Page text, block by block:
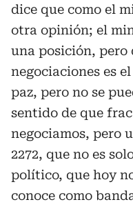
dice que como el
otra opinión; el
una posición, pero
negociaciones es
paz, pero no se
sentido de que
negociamos, pero
2272, que no es
político, que hoy
conoce como